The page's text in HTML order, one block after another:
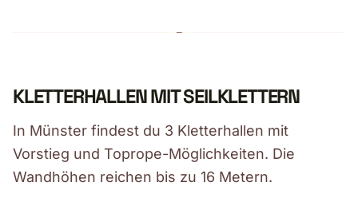
KLETTERHALLEN MIT SEILKLETTERN
In Münster findest du 3 Kletterhallen mit
Vorstieg und Toprope-Möglichkeiten. Die
Wandhöhen reichen bis zu 16 Metern.